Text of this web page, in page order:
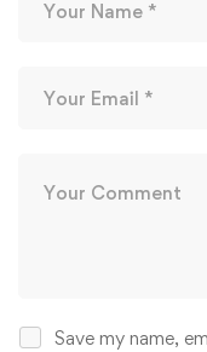
Save my name,